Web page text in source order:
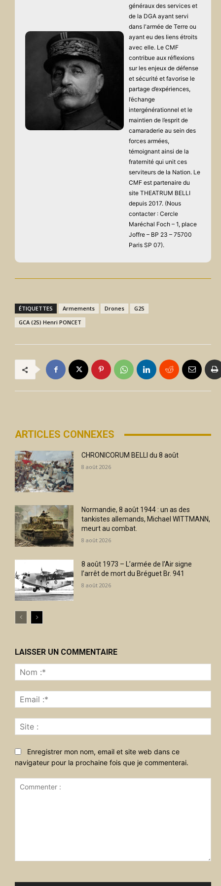
généraux des services et
de la DGA ayant servi
dans l'armée de Terre ou
ayant eu des liens étroits
avec elle. Le CMF
contribue aux réflexions
sur les enjeux de défense
et sécurité et favorise le
partage d’expériences,
l’échange
intergénérationnel et le
maintien de l’esprit de
camaraderie au sein des
forces armées,
témoignant ainsi de la
fraternité qui unit ces
serviteurs de la Nation. Le
CMF est partenaire du
site THEATRUM BELLI
depuis 2017. (Nous
contacter : Cercle
Maréchal Foch – 1, place
Joffre – BP 23 – 75700
Paris SP 07).
ÉTIQUETTES Armements Drones
G2S
GCA (2S) Henri PONCET
ARTICLES CONNEXES
CHRONICORUM BELLI du 8 août
8 août 2026
Normandie, 8 août 1944 : un as des
tankistes allemands, Michael WITTMANN,
meurt au combat.
8 août 2026
8 août 1973 – L’armée de l’Air signe
l’arrêt de mort du Bréguet Br. 941
8 août 2026
LAISSER UN COMMENTAIRE
:*
:*
:
Enregistrer mon nom, email et site web dans ce
navigateur pour la prochaine fois que je commenterai.